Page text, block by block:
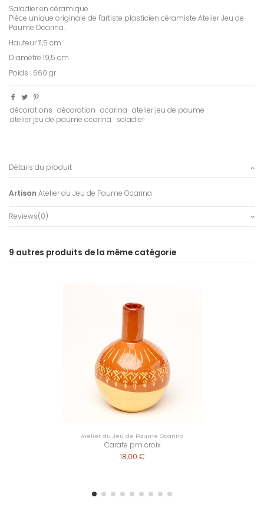
Saladier en céramique
Pièce unique originale de l'artiste plasticien céramiste Atelier Jeu de
Paume Ocarina.
Hauteur 11,5 cm
Diamètre 19,5 cm
Poids : 660 gr
décorations décoration ocarina atelier jeu de paume
atelier jeu de paume ocarina saladier
Détails du produit
Artisan Atelier du Jeu de Paume Ocarina
Reviews(0)
9 autres produits de la même catégorie
Atelier du Jeu de Paume Ocarina
Carafe pm croix
18,00 €